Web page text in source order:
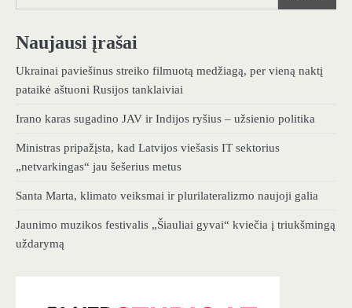
Naujausi įrašai
Ukrainai paviešinus streiko filmuotą medžiagą, per vieną naktį
pataikė aštuoni Rusijos tanklaiviai
Irano karas sugadino JAV ir Indijos ryšius – užsienio politika
Ministras pripažįsta, kad Latvijos viešasis IT sektorius
„netvarkingas“ jau šešerius metus
Santa Marta, klimato veiksmai ir plurilateralizmo naujoji galia
Jaunimo muzikos festivalis „Šiauliai gyvai“ kviečia į triukšmingą
uždarymą